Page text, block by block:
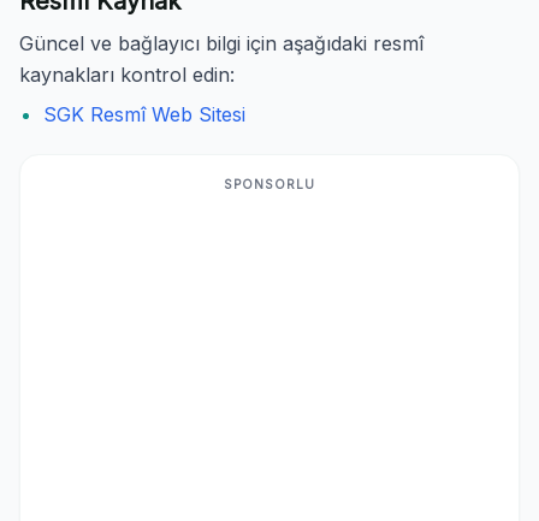
Güncel ve bağlayıcı bilgi için aşağıdaki resmî
kaynakları kontrol edin:
SGK Resmî Web Sitesi
SPONSORLU